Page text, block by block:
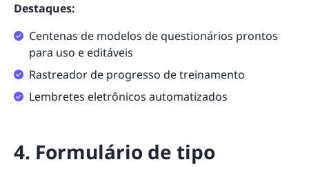
Destaques:
Centenas de modelos de questionários prontos
para uso e editáveis
Rastreador de progresso de treinamento
Lembretes eletrônicos automatizados
4. Formulário de tipo